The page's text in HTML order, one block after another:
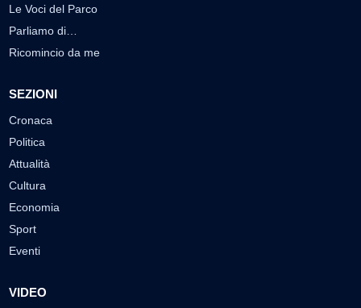
Le Voci del Parco
Parliamo di…
Ricomincio da me
SEZIONI
Cronaca
Politica
Attualità
Cultura
Economia
Sport
Eventi
VIDEO